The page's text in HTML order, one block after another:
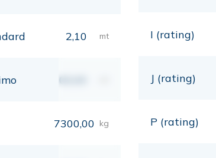
2,10 mt
00,00
7300,00 kg
I (rating)
J (rating)
P (rating)